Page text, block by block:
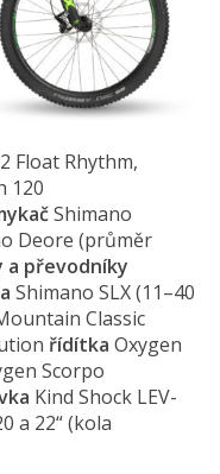
Float Rhythm,
120
Shimano
Deore (průměr
a převodníky
Shimano SLX (11–40
Classic
řídítka Oxygen
Scorpo
Kind Shock LEV-
a 22“ (kola